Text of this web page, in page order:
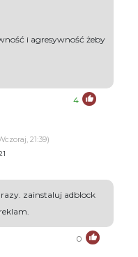
i agresywność żeby
4
21:39)
zainstaluj adblock
0